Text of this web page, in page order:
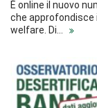
È online il nuovo
che approfondisce
welfare. Di…